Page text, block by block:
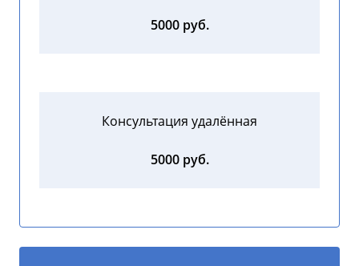
5000 руб.
Консультация удалённая
5000 руб.